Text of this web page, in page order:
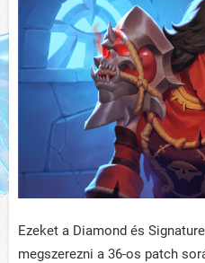
Ezeket a Diamond és
megszerezni a 36-os patch